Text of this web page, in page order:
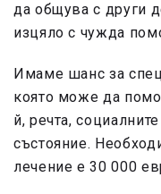
да общува с други
изцяло с чужда
Имаме шанс за
която може да
й, речта,
състояние.
лечение е 30 000